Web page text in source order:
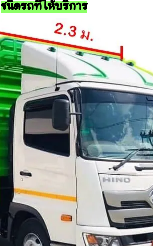
ชนิดรถที่ให้บริการ